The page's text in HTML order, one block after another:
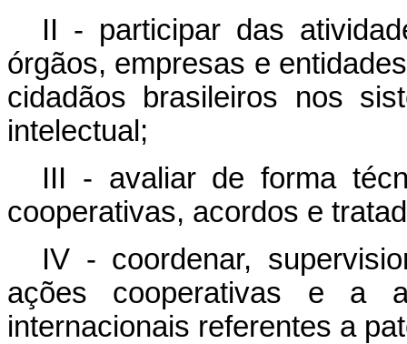
II - participar das
órgãos, empresas e
cidadãos brasileiros nos
intelectual;
III - avaliar de forma
cooperativas, acordos e
IV - coordenar,
ações cooperativas e a
internacionais referentes a